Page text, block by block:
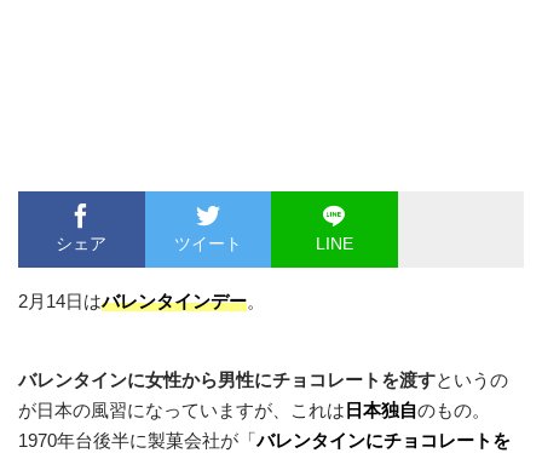
シェア ツイート LINE
2月14日はバレンタインデー。
バレンタインに女性から男性にチョコレートを渡すというの
が日本の風習になっていますが、これは 日本独自のもの。
1970年台後半に製菓会社が「バレンタインにチョコレートを